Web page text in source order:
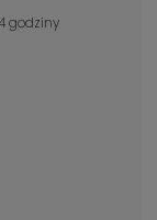
godziny